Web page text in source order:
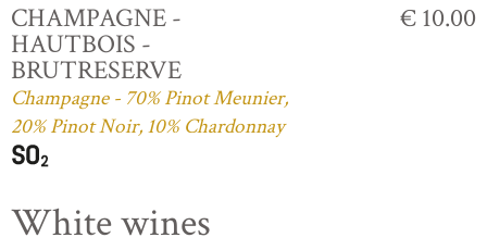
CHAMPAGNE -
HAUTBOIS -
BRUTRESERVE
Champagne - 70% Pinot Meunier,
20% Pinot Noir, 10% Chardonnay
€ 10.00
White wines